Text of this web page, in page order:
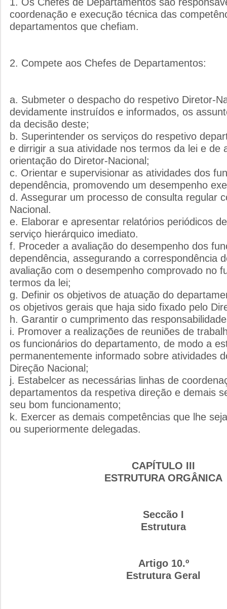
coordenação e execução técnica das
departamentos que chefiam.
2. Compete aos Chefes de Departamentos:
a. Submeter o despacho do respetivo Diretor-
devidamente instruídos e informados, os
da decisão deste;
b. Superintender os serviços do respetivo
e dirrigir a sua atividade nos termos da lei e de
orientação do Diretor-Nacional;
c. Orientar e supervisionar as atividades dos
dependência, promovendo um desempenho
d. Assegurar um processo de consulta regular
Nacional.
e. Elaborar e apresentar relatórios periódicos
serviço hierárquico imediato.
f. Proceder a avaliação do desempenho dos
dependência, assegurando a correspondência
avaliação com o desempenho comprovado no
termos da lei;
g. Definir os objetivos de atuação do
os objetivos gerais que haja sido fixado pelo
h. Garantir o cumprimento das
i. Promover a realizações de reuniões de
os funcionários do departamento, de modo a
permanentemente informado sobre atividades
Direção Nacional;
j. Estabelcer as necessárias linhas de
departamentos da respetiva direção e demais
seu bom funcionamento;
k. Exercer as demais competências que lhe
ou superiormente delegadas.
CAPÍTULO III
ESTRUTURA ORGÂNICA
Seccão I
Estrutura
Artigo 10.º
Estrutura Geral